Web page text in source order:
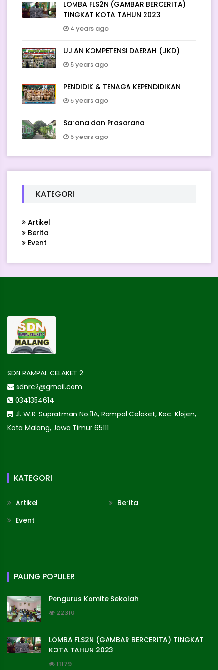
LOMBA FLS2N (GAMBAR BERCERITA)
TINGKAT KOTA TAHUN 2023
4 years ago
UJIAN KOMPETENSI DAERAH (UKD)
5 years ago
PENDIDIK & TENAGA KEPENDIDIKAN
5 years ago
Sarana dan Prasarana
5 years ago
KATEGORI
Artikel
Berita
Event
SDN RAMPAL CELAKET 2
sdnrc2@gmail.com
0341354614
Jl. W.R. Supratman No.11A, Rampal Celaket, Kec. Klojen,
Kota Malang, Jawa Timur 65111
KATEGORI
Artikel
Berita
Event
PALING POPULER
Pengurus Komite Sekolah
22310
LOMBA FLS2N (GAMBAR BERCERITA) TINGKAT
KOTA TAHUN 2023
11179